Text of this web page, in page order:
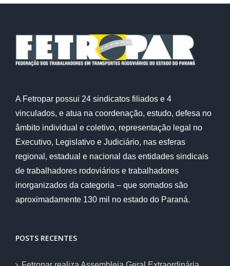
A Fetropar possui 24 sindicatos filiados e 4
vinculados, e atua na coordenação, estudo, defesa no
âmbito individual e coletivo, representação legal no
Executivo, Legislativo e Judiciário, nas esferas
regional, estadual e nacional das entidades sindicais
de trabalhadores rodoviários e trabalhadores
inorganizados da categoria – que somados são
aproximadamente 130 mil no estado do Paraná.
POSTS RECENTES